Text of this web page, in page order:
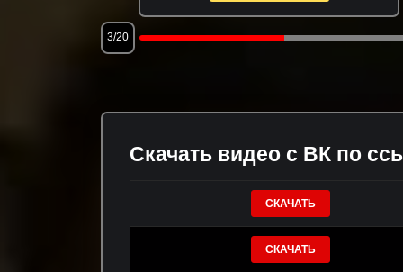
3/20
Скачать видео с ВК по
СКАЧАТЬ
СКАЧАТЬ